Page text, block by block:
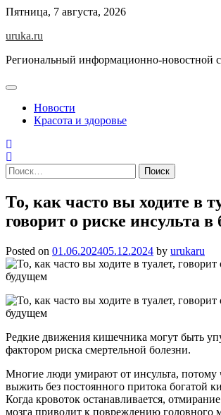
Skip
content
Пятница, 7 августа, 2026
uruka.ru
Региональный информационно-новостной
Новости
Красота и здоровье
Найти:
То, как часто вы ходите в
говорит о риске инсульта в
Posted on 01.06.202405.12.2024 by urukaru
Редкие движения кишечника могут быть
фактором риска смертельной болезни.
Многие люди умирают от инсульта, потому
выжить без постоянного притока богатой
Когда кровоток останавливается,
мозга приводит к повреждению головного